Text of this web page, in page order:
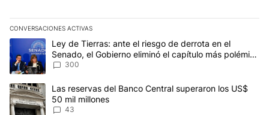
CONVERSACIONES ACTIVAS
Este listado muestra los artículos con más comentarios en los
Un artículo de tendencia con el título "Ley de Tierras: ante el
Ley de Tierras: ante el riesgo de derrota en el
Senado, el Gobierno eliminó el capítulo más polémico
del proyecto
300
Un artículo de tendencia con el título "Las reservas del Banco
Las reservas del Banco Central superaron los US$
50 mil millones
43